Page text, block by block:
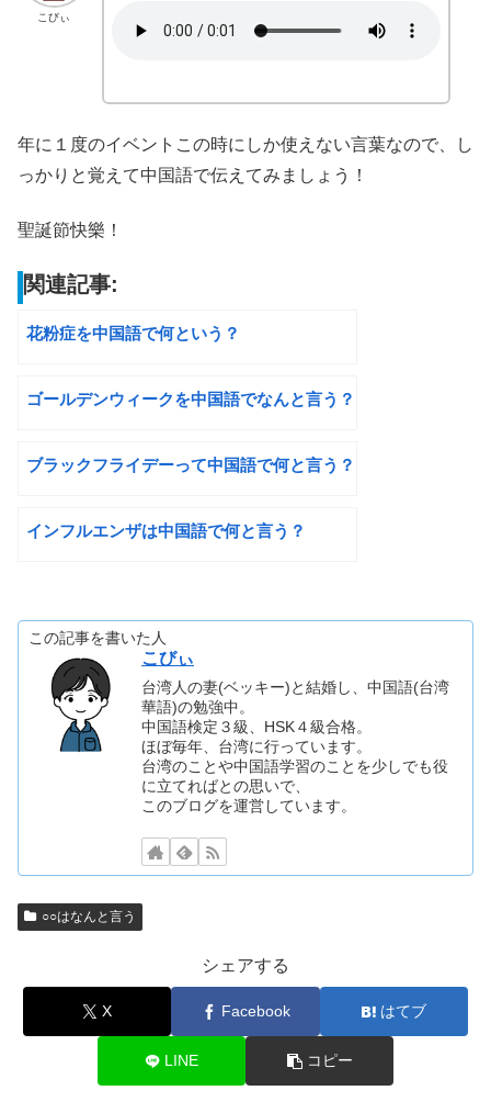
こびぃ
年に１度のイベントこの時にしか使えない言葉なので、し
っかりと覚えて中国語で伝えてみましょう！
聖誕節快樂！
関連記事:
花粉症を中国語で何という？
ゴールデンウィークを中国語でなんと言う？
ブラックフライデーって中国語で何と言う？
インフルエンザは中国語で何と言う？
この記事を書いた人
こびぃ
台湾人の妻(ベッキー)と結婚し、中国語(台湾
華語)の勉強中。
中国語検定３級、HSK４級合格。
ほぼ毎年、台湾に行っています。
台湾のことや中国語学習のことを少しでも役
に立てればとの思いで、
このブログを運営しています。
○○はなんと言う
シェアする
X Facebook はてブ
LINE コピー